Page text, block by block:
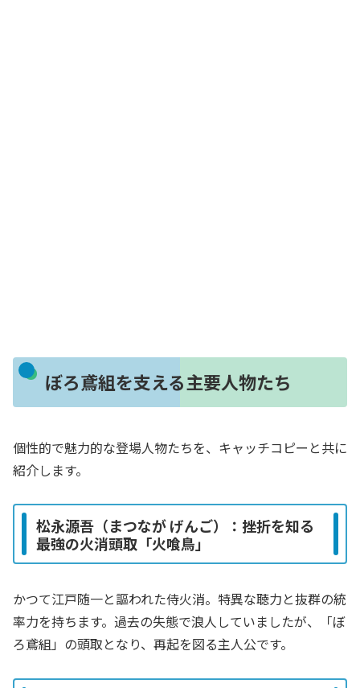
ぼろ鳶組を支える主要人物たち
個性的で魅力的な登場人物たちを、キャッチコピーと共に
紹介します。
松永源吾（まつなが げんご）：挫折を知る
最強の火消頭取「火喰鳥」
かつて江戸随一と謳われた侍火消。特異な聴力と抜群の統
率力を持ちます。過去の失態で浪人していましたが、「ぼ
ろ鳶組」の頭取となり、再起を図る主人公です。